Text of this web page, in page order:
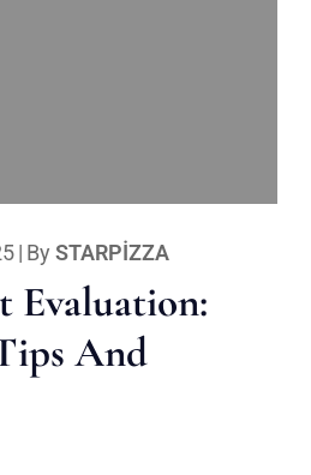
| By STARPIZZA
Evaluation:
And